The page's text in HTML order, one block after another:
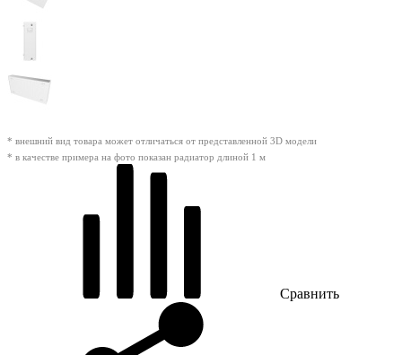
* внешний вид товара может отличаться от представленной 3D модели
* в качестве примера на фото показан радиатор длиной 1 м
Сравнить